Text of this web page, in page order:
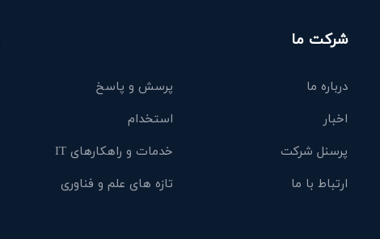
شرکت ما
درباره ما
پرسش و پاسخ
اخبار
استخدام
پرسنل شرکت
خدمات و راهکارهای IT
ارتباط با ما
تازه های علم و فناوری